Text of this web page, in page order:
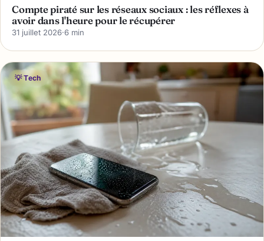
Compte piraté sur les réseaux sociaux : les réflexes à
avoir dans l'heure pour le récupérer
31 juillet 2026·6 min
💡 Tech